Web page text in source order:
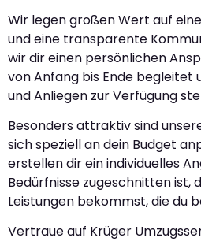
Wir legen großen Wert auf
und eine transparente
wir dir einen persönlichen
von Anfang bis Ende begleitet
und Anliegen zur Verfügung
Besonders attraktiv sind
sich speziell an dein Budget
erstellen dir ein individuelles
Bedürfnisse zugeschnitten ist,
Leistungen bekommst, die du
Vertraue auf Krüger